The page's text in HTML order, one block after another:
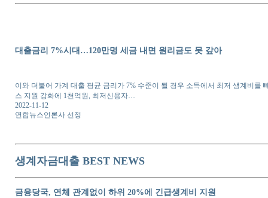
대출금리 7%시대…120만명 세금 내면 원리금도 못 갚아
이와 더불어 가계 대출 평균 금리가 7% 수준이 될 경우 소득에서 최저 생계비
스 지원 강화에 1천억원, 최저신용자…
2022-11-12
연합뉴스언론사 선정
생계자금대출 BEST NEWS
금융당국, 연체 관계없이 하위 20%에 긴급생계비 지원